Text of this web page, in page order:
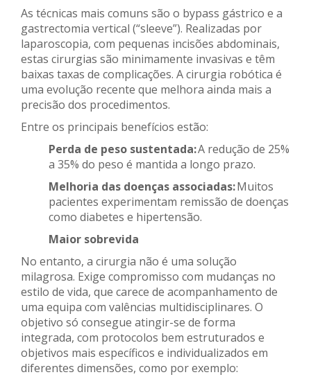
As técnicas mais comuns são o bypass gástrico e a
gastrectomia vertical (“sleeve”). Realizadas por
laparoscopia, com pequenas incisões abdominais,
estas cirurgias são minimamente invasivas e têm
baixas taxas de complicações. A cirurgia robótica é
uma evolução recente que melhora ainda mais a
precisão dos procedimentos.
Entre os principais benefícios estão:
Perda de peso sustentada:A redução de 25%
a 35% do peso é mantida a longo prazo.
Melhoria das doenças associadas:Muitos
pacientes experimentam remissão de doenças
como diabetes e hipertensão.
Maior sobrevida
No entanto, a cirurgia não é uma solução
milagrosa. Exige compromisso com mudanças no
estilo de vida, que carece de acompanhamento de
uma equipa com valências multidisciplinares. O
objetivo só consegue atingir-se de forma
integrada, com protocolos bem estruturados e
objetivos mais específicos e individualizados em
diferentes dimensões, como por exemplo: